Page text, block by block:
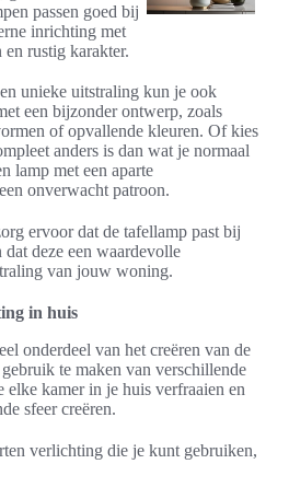
passen goed bij
inrichting met
en rustig karakter.
unieke uitstraling kun je ook
een bijzonder ontwerp, zoals
of opvallende kleuren. Of kies
anders is dan wat je normaal
lamp met een aparte
onverwacht patroon.
ervoor dat de tafellamp past bij
deze een waardevolle
van jouw woning.
in huis
onderdeel van het creëren van de
te maken van verschillende
kamer in je huis verfraaien en
sfeer creëren.
verlichting die je kunt gebruiken,